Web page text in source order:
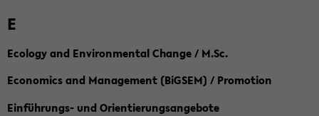
E
Ecology and Environmental Change / M.Sc.
Economics and Management (BiGSEM) / Promotion
Einführungs- und Orientierungsangebote